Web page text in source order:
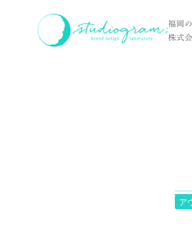
福岡
株式
ホーム
ア